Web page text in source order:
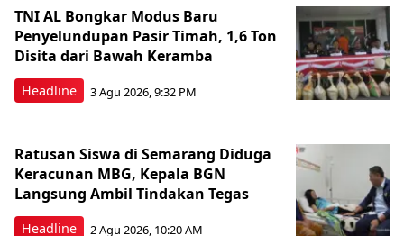
Headline
TNI AL Bongkar Modus Baru
Penyelundupan Pasir Timah, 1,6 Ton
Disita dari Bawah Keramba
3 Agu 2026, 9:32 PM
Headline
Ratusan Siswa di Semarang Diduga
Keracunan MBG, Kepala BGN
Langsung Ambil Tindakan Tegas
2 Agu 2026, 10:20 AM